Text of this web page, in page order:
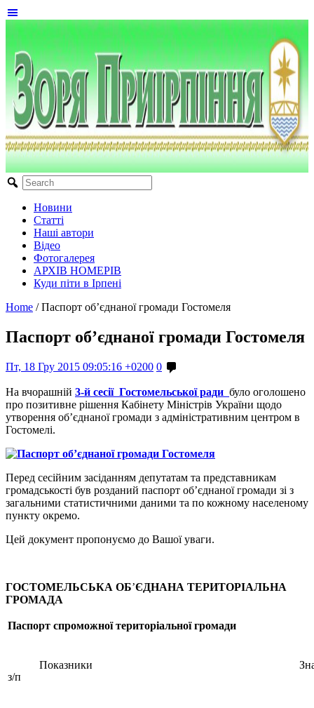
Новини
Статті
Наші автори
Відео
Фотогалерея
АРХІВ НОМЕРІВ
Куди піти в Ірпені
Home / Паспорт об’єднаної громади Гостомеля
Паспорт об’єднаної громади Гостомеля
Пт, 18 Гру 2015 09:05:16 +0200 0
На вчорашній 3-й сесії Гостомельської ради було оголошено
про позитивне рішення Кабінету Міністрів України щодо
утворення об’єднаної громади з адміністративним центром в
Гостомелі.
Перед сесійним засіданням депутатам та представникам
громадськості був розданий паспорт об’єднаної громади зі з
загальними статистичними даними та по кожному населеному
пункту окремо.
Цей документ пропонуємо до Вашої уваги.
ГОСТОМЕЛЬСЬКА ОБ’ЄДНАНА ТЕРИТОРІАЛЬНА
ГРОМАДА
Паспорт спроможної територіальної громади
з/п
Показники